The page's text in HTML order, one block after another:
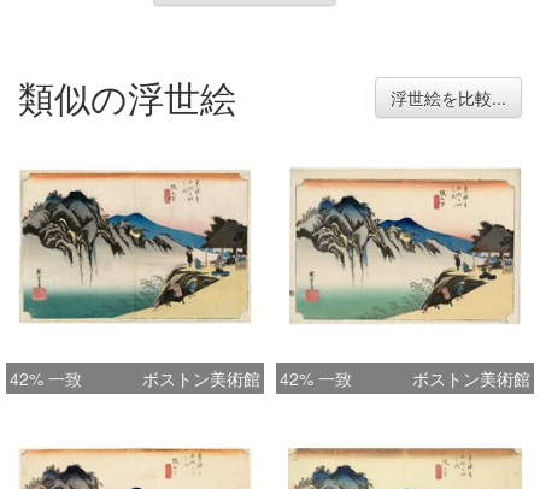
類似の浮世絵 浮世絵を比較...
42% 一致 ボストン美術館 42% 一致 ボストン美術館